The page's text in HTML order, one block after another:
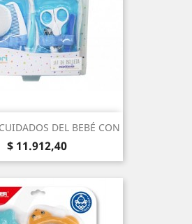
DEL BEBÉ CON
Precio
$ 11.912,40